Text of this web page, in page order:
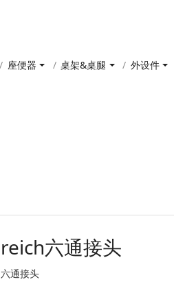
座便器 桌架&桌腿 外设件
reich六通接头
六通接头